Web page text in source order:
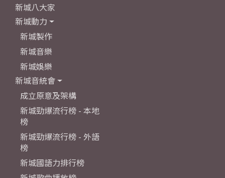
新城八大家
新城動力
新城製作
新城音樂
新城娛樂
新城音統會
成立原意及架構
新城勁爆流行榜 - 本地
榜
新城勁爆流行榜 - 外語
榜
新城國語力排行榜